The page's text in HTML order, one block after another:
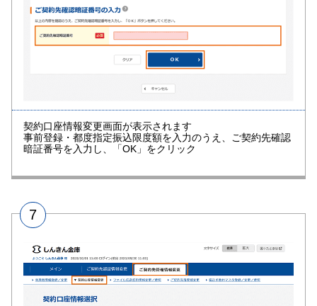
契約口座情報変更画面が表示されます
事前登録・都度指定振込限度額を入力のうえ、ご契約先確認
暗証番号を入力し、「OK」をクリック
7